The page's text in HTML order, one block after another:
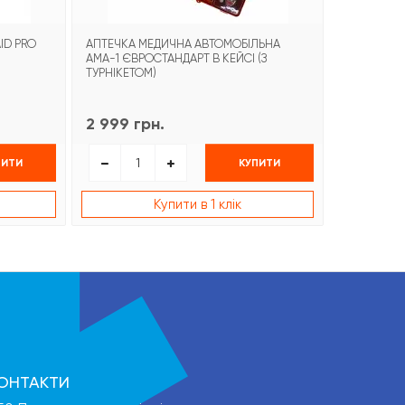
PRO
АПТЕЧКА МЕДИЧНА АВТОМОБІЛЬНА
АМА-1 ЄВРОСТАНДАРТ В КЕЙСІ (З
ТУРНІКЕТОМ)
2 999 грн.
КУПИТИ
Купити в 1 клік